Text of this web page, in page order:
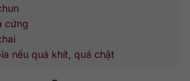
cứng
nếu quá khít, quá chặt